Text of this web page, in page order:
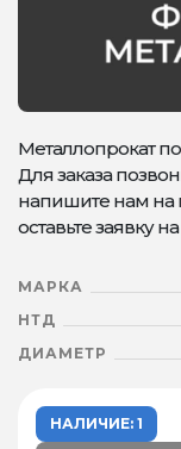
Металлопрокат
Для заказа
напишите нам на
оставьте заявку
МАРКА
НТД
ДИАМЕТР
НАЛИЧИЕ: 1